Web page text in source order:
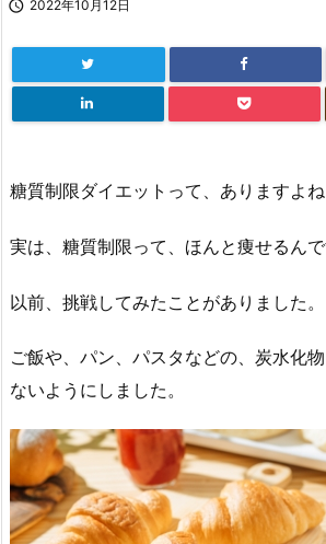
 2022年10月12日
糖質制限ダイエットって、ありますよね
実は、糖質制限って、ほんと痩せるんで
以前、挑戦してみたことがありました。
ご飯や、パン、パスタなどの、炭水化
ないようにしました。